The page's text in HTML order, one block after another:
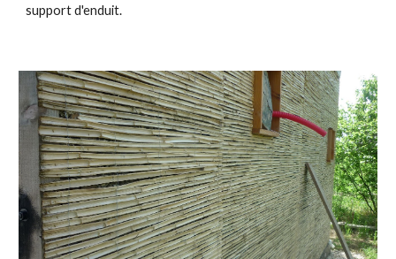
support d'enduit.